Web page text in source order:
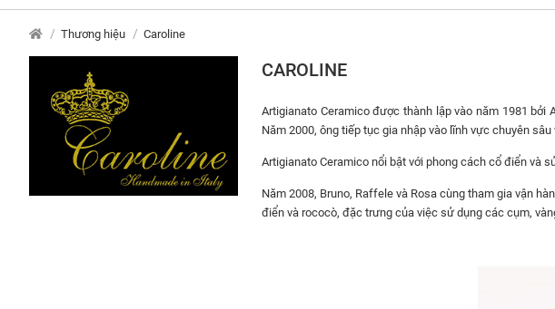
Thương hiệu Caroline
CAROLINE
Artigianato Ceramico được thành lập vào năm 1981
Năm 2000, ông tiếp tục gia nhập vào lĩnh vực chuyên sâu
Artigianato Ceramico nổi bật với phong cách cổ điển và
Năm 2008, Bruno, Raffele và Rosa cùng tham gia vận
điển và rococò, đặc trưng của việc sử dụng các cụm,